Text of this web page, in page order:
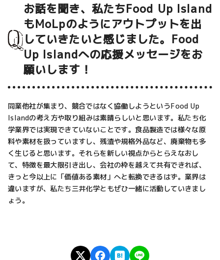
お話を聞き、私たちFood Up Island
もMoLpのようにアウトプットを出
していきたいと感じました。Food
Up Islandへの応援メッセージをお
願いします！
同業他社が集まり、競合ではなく協働しようというFood Up
Islandの考え方や取り組みは素晴らしいと思います。私たち化
学業界では実現できていないことです。食品製造では様々な原
料や素材を扱っていますし、残渣や規格外品など、廃棄物も多
く生じると思います。それらを新しい視点からとらえなおし
て、特徴を最大限引き出し、会社の枠を越えて共有できれば、
きっと今以上に「価値ある素材」へと転換できるはず。業界は
違いますが、私たち三井化学ともぜひ一緒に活動していきまし
ょう。